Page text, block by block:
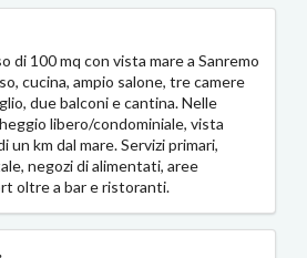
di 100 mq con vista mare a Sanremo
cucina, ampio salone, tre camere
due balconi e cantina. Nelle
libero/condominiale, vista
un km dal mare. Servizi primari,
negozi di alimentati, aree
oltre a bar e ristoranti.